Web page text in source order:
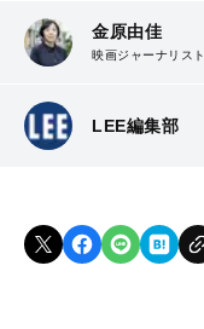
金原由佳
映画ジャーナリスト
LEE編集部